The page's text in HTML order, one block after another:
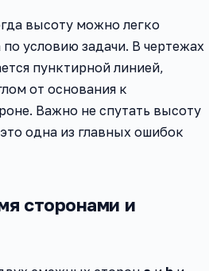
высоту можно легко
условию задачи. В чертежах
пунктирной линией,
от основания к
Важно не спутать высоту
одна из главных ошибок
сторонами и